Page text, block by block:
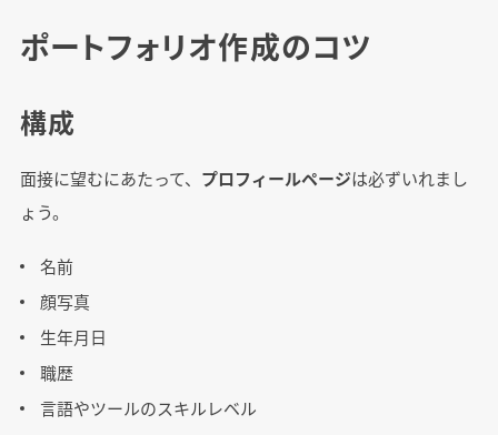
ポートフォリオ作成のコツ
構成
面接に望むにあたって、 プロフィールページは必ずいれまし
ょう。
名前
顔写真
生年月日
職歴
言語やツールのスキルレベル